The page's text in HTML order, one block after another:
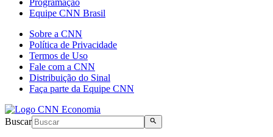
Equipe CNN Brasil
Sobre a CNN
Política de Privacidade
Termos de Uso
Fale com a CNN
Distribuição do Sinal
Faça parte da Equipe CNN
Buscar